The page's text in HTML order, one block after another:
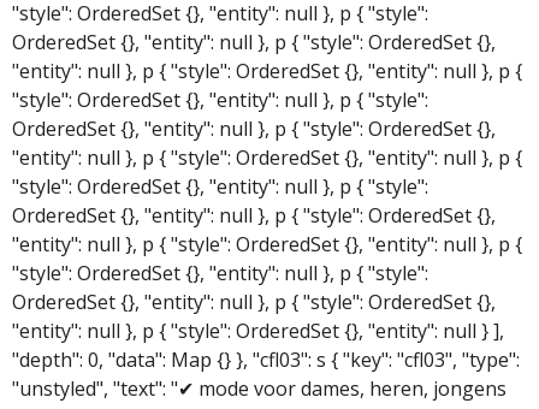
"style": OrderedSet {}, "entity": null }, p { "style":
OrderedSet {}, "entity": null }, p { "style": OrderedSet {},
"entity": null }, p { "style": OrderedSet {}, "entity": null }, p {
"style": OrderedSet {}, "entity": null }, p { "style":
OrderedSet {}, "entity": null }, p { "style": OrderedSet {},
"entity": null }, p { "style": OrderedSet {}, "entity": null }, p {
"style": OrderedSet {}, "entity": null }, p { "style":
OrderedSet {}, "entity": null }, p { "style": OrderedSet {},
"entity": null }, p { "style": OrderedSet {}, "entity": null }, p {
"style": OrderedSet {}, "entity": null }, p { "style":
OrderedSet {}, "entity": null }, p { "style": OrderedSet {},
"entity": null }, p { "style": OrderedSet {}, "entity": null } ],
"depth": 0, "data": Map {} }, "cfl03": s { "key": "cfl03", "type":
"unstyled", "text": "✔ mode voor dames, heren, jongens